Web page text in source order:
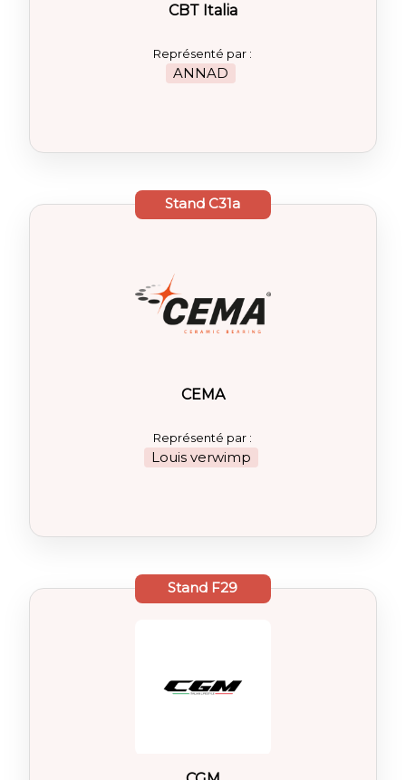
CBT Italia
Représenté par :
ANNAD
Stand C31a
CEMA
Représenté par :
Louis verwimp
Stand F29